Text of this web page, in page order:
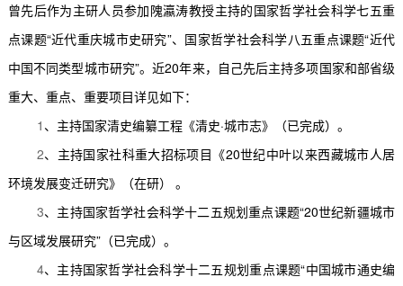
曾先后作为主研人员参加隗瀛涛教授主持的国家哲学社会科学七五重
点课题“近代重庆城市史研究”、国家哲学社会科学八五重点课题“近代
中国不同类型城市研究”。近20年来，自己先后主持多项国家和部省级
重大、重点、重要项目详见如下：
1 、主持国家清史编纂工程《清史·城市志》（已完成）。
2、主持国家社科重大招标项目《20世纪中叶以来西藏城市人居
环境发展变迁研究》（在研） 。
3、主持国家哲学社会科学十二五规划重点课题“20世纪新疆城市
与区域发展研究”（已完成）。
4、主持国家哲学社会科学十二五规划重点课题“中国城市通史编